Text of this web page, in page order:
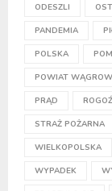
ODESZLI
PANDEMIA
POLSKA
POWIAT
PRĄD
STRAŻ POŻARNA
WIELKOPOLSKA
WYPADEK